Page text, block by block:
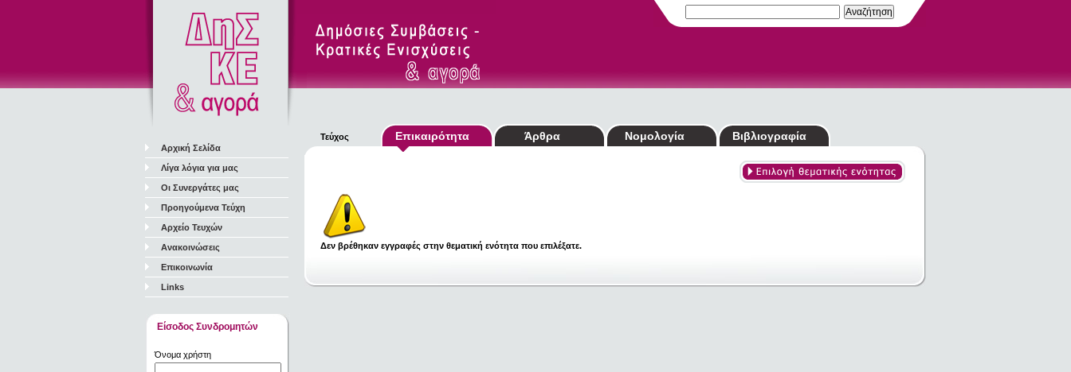
Αρχική Σελίδα
Λίγα λόγια για μας
Οι Συνεργάτες μας
Προηγούμενα Τεύχη
Αρχείο Τευχών
Ανακοινώσεις
Επικοινωνία
Links
Είσοδος Συνδρομητών
Όνομα χρήστη
Τεύχος Επικαιρότητα Άρθρα Νομολογία Βιβλιογραφία
Δεν βρέθηκαν εγγραφές στην θεματική ενότητα που επιλέξατε.